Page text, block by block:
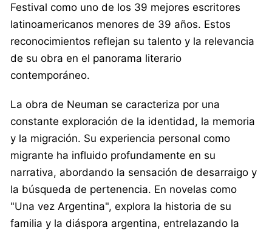
Festival como uno de los 39 mejores escritores
latinoamericanos menores de 39 años. Estos
reconocimientos reflejan su talento y la relevancia
de su obra en el panorama literario
contemporáneo.
La obra de Neuman se caracteriza por una
constante exploración de la identidad, la memoria
y la migración. Su experiencia personal como
migrante ha influido profundamente en su
narrativa, abordando la sensación de desarraigo y
la búsqueda de pertenencia. En novelas como
"Una vez Argentina", explora la historia de su
familia y la diáspora argentina, entrelazando la